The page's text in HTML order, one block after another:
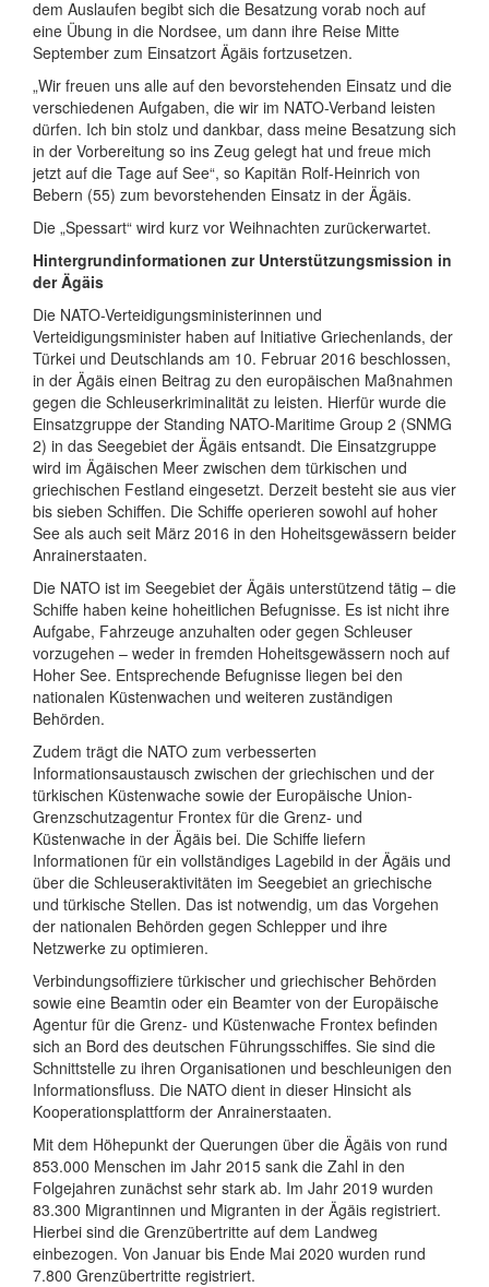
dem Auslaufen begibt sich die Besatzung vorab noch auf
eine Übung in die Nordsee, um dann ihre Reise Mitte
September zum Einsatzort Ägäis fortzusetzen.
„Wir freuen uns alle auf den bevorstehenden Einsatz und die
verschiedenen Aufgaben, die wir im NATO-Verband leisten
dürfen. Ich bin stolz und dankbar, dass meine Besatzung sich
in der Vorbereitung so ins Zeug gelegt hat und freue mich
jetzt auf die Tage auf See“, so Kapitän Rolf-Heinrich von
Bebern (55) zum bevorstehenden Einsatz in der Ägäis.
Die „Spessart“ wird kurz vor Weihnachten zurückerwartet.
Hintergrundinformationen zur Unterstützungsmission in
der Ägäis
Die NATO-Verteidigungsministerinnen und
Verteidigungsminister haben auf Initiative Griechenlands, der
Türkei und Deutschlands am 10. Februar 2016 beschlossen,
in der Ägäis einen Beitrag zu den europäischen Maßnahmen
gegen die Schleuserkriminalität zu leisten. Hierfür wurde die
Einsatzgruppe der Standing NATO-Maritime Group 2 (SNMG
2) in das Seegebiet der Ägäis entsandt. Die Einsatzgruppe
wird im Ägäischen Meer zwischen dem türkischen und
griechischen Festland eingesetzt. Derzeit besteht sie aus vier
bis sieben Schiffen. Die Schiffe operieren sowohl auf hoher
See als auch seit März 2016 in den Hoheitsgewässern beider
Anrainerstaaten.
Die NATO ist im Seegebiet der Ägäis unterstützend tätig – die
Schiffe haben keine hoheitlichen Befugnisse. Es ist nicht ihre
Aufgabe, Fahrzeuge anzuhalten oder gegen Schleuser
vorzugehen – weder in fremden Hoheitsgewässern noch auf
Hoher See. Entsprechende Befugnisse liegen bei den
nationalen Küstenwachen und weiteren zuständigen
Behörden.
Zudem trägt die NATO zum verbesserten
Informationsaustausch zwischen der griechischen und der
türkischen Küstenwache sowie der Europäische Union-
Grenzschutzagentur Frontex für die Grenz- und
Küstenwache in der Ägäis bei. Die Schiffe liefern
Informationen für ein vollständiges Lagebild in der Ägäis und
über die Schleuseraktivitäten im Seegebiet an griechische
und türkische Stellen. Das ist notwendig, um das Vorgehen
der nationalen Behörden gegen Schlepper und ihre
Netzwerke zu optimieren.
Verbindungsoffiziere türkischer und griechischer Behörden
sowie eine Beamtin oder ein Beamter von der Europäische
Agentur für die Grenz- und Küstenwache Frontex befinden
sich an Bord des deutschen Führungsschiffes. Sie sind die
Schnittstelle zu ihren Organisationen und beschleunigen den
Informationsfluss. Die NATO dient in dieser Hinsicht als
Kooperationsplattform der Anrainerstaaten.
Mit dem Höhepunkt der Querungen über die Ägäis von rund
853.000 Menschen im Jahr 2015 sank die Zahl in den
Folgejahren zunächst sehr stark ab. Im Jahr 2019 wurden
83.300 Migrantinnen und Migranten in der Ägäis registriert.
Hierbei sind die Grenzübertritte auf dem Landweg
einbezogen. Von Januar bis Ende Mai 2020 wurden rund
7.800 Grenzübertritte registriert.